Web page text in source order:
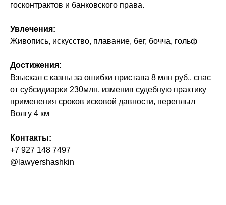
госконтрактов и банковского права.
Увлечения:
Живопись, искусство, плавание, бег, бочча, гольф
Достижения:
Взыскал с казны за ошибки пристава 8 млн руб., спас
от субсидиарки 230млн, изменив судебную практику
применения сроков исковой давности, переплыл
Волгу 4 км
Контакты:
+7 927 148 7497
@lawyershashkin